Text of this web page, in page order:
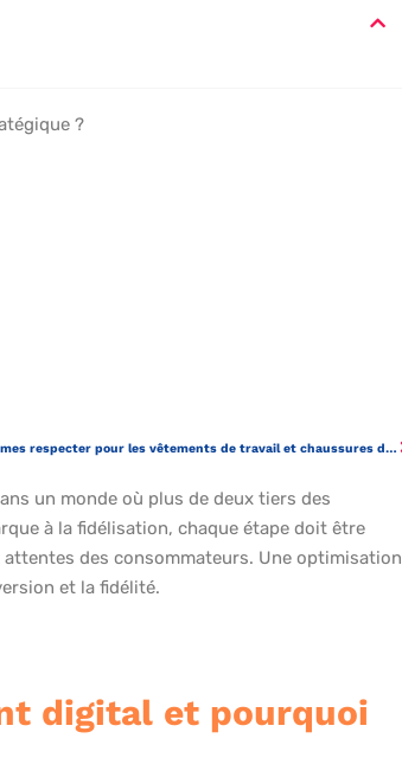
?
Quelles normes respecter pour les vêtements de travail et chaussures de sécurité ?
un monde où plus de deux tiers des
à la fidélisation, chaque étape doit être
des consommateurs. Une optimisation
et la fidélité.
digital et pourquoi